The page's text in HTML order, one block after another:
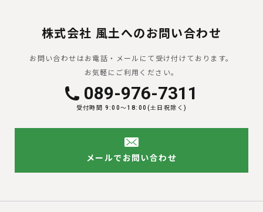
株式会社 風土へのお問い合わせ
お問い合わせはお電話・メールにて受け付けております。
お気軽にご利用ください。
089-976-7311
受付時間 9:00〜18:00(土日祝除く)
メールでお問い合わせ